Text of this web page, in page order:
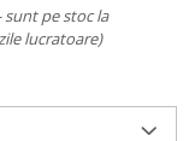
sunt pe stoc la
lucratoare)